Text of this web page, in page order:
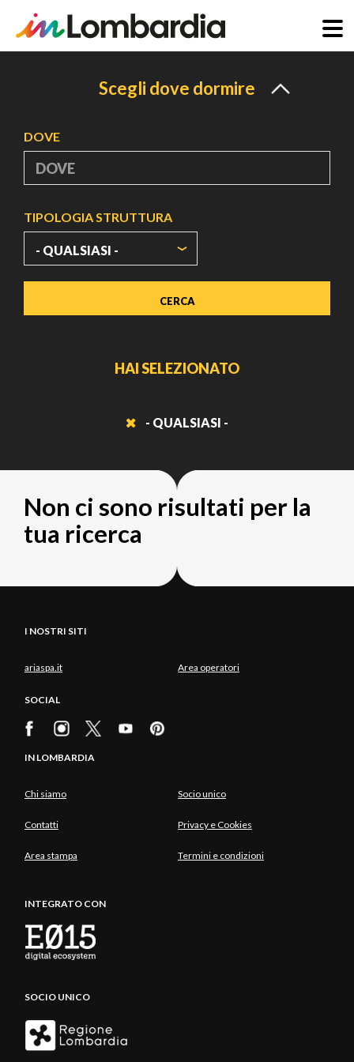
Scegli dove dormire
DOVE
TIPOLOGIA STRUTTURA
HAI SELEZIONATO
- QUALSIASI -
Non ci sono risultati per la
tua ricerca
I NOSTRI SITI
ariaspa.it Area operatori
SOCIAL
IN LOMBARDIA
Chi siamo Socio unico
Contatti Privacy e Cookies
Area stampa Termini e condizioni
INTEGRATO CON
SOCIO UNICO